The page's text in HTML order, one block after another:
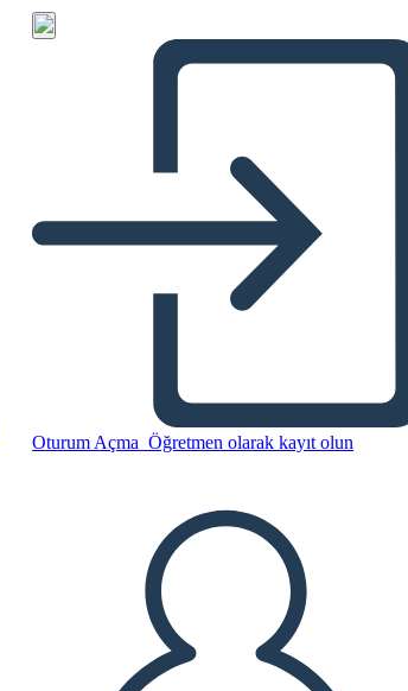
Oturum Açma Öğretmen olarak kayıt olun